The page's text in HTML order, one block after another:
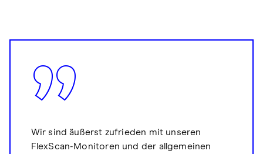
Wir sind äußerst zufrieden mit unseren
FlexScan-Monitoren und der allgemeinen